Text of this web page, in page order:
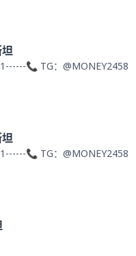
📞 TG：@MONEY2458
📞 TG：@MONEY2458